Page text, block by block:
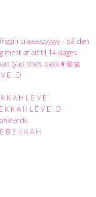
K A H L E V E
B E K K A H